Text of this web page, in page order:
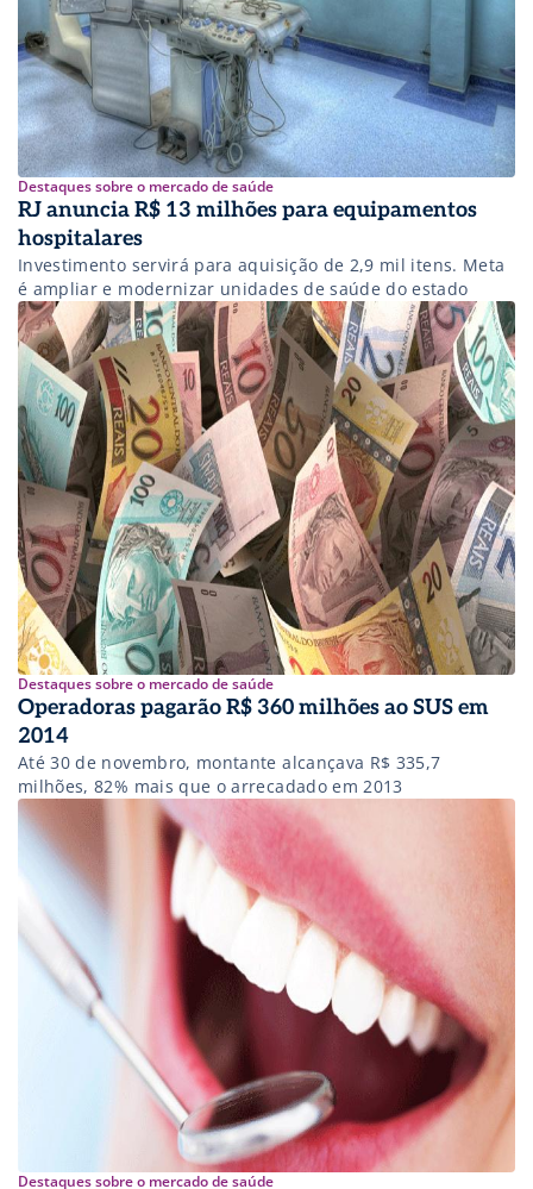
Destaques sobre o mercado de saúde
RJ anuncia R$ 13 milhões para equipamentos
hospitalares
Investimento servirá para aquisição de 2,9 mil itens. Meta
é ampliar e modernizar unidades de saúde do estado
Destaques sobre o mercado de saúde
Operadoras pagarão R$ 360 milhões ao SUS em
2014
Até 30 de novembro, montante alcançava R$ 335,7
milhões, 82% mais que o arrecadado em 2013
Destaques sobre o mercado de saúde